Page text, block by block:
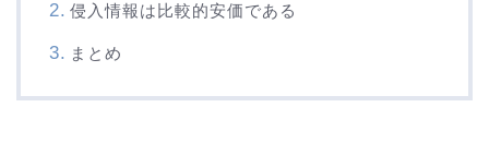
侵入情報は比較的安価である
まとめ